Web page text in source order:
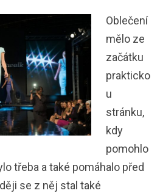
Oblečení
mělo ze
začátku
prakticko
u
stránku,
kdy
pomohlo
třeba a také pomáhalo před
se z něj stal také